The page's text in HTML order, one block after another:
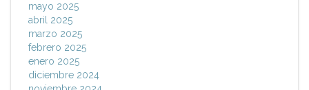
mayo 2025
abril 2025
marzo 2025
febrero 2025
enero 2025
diciembre 2024